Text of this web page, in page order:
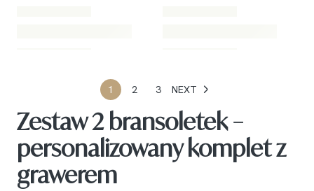
1 2 3 NEXT
Zestaw 2 bransoletek –
personalizowany komplet z
grawerem